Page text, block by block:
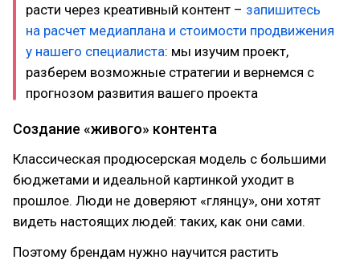
расти через креативный контент – запишитесь
на расчет медиаплана и стоимости продвижения
у нашего специалиста: мы изучим проект,
разберем возможные стратегии и вернемся с
прогнозом развития вашего проекта
Создание «живого» контента
Классическая продюсерская модель с большими
бюджетами и идеальной картинкой уходит в
прошлое. Люди не доверяют «глянцу», они хотят
видеть настоящих людей: таких, как они сами.
Поэтому брендам нужно научится растить